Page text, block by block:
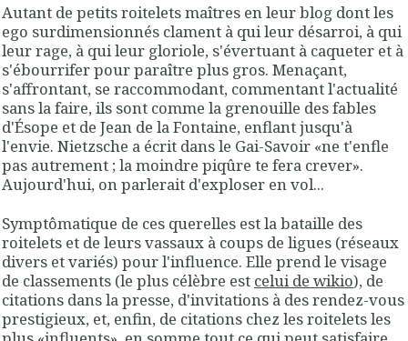
Autant de petits roitelets maîtres en leur blog dont les
ego surdimensionnés clament à qui leur désarroi, à qui
leur rage, à qui leur gloriole, s'évertuant à caqueter et à
s'ébourrifer pour paraître plus gros. Menaçant,
s'affrontant, se raccommodant, commentant l'actualité
sans la faire, ils sont comme la grenouille des fables
d'Ésope et de Jean de la Fontaine, enflant jusqu'à
l'envie. Nietzsche a écrit dans le Gai-Savoir «ne t'enfle
pas autrement ; la moindre piqûre te fera crever».
Aujourd'hui, on parlerait d'exploser en vol...
Symptômatique de ces querelles est la bataille des
roitelets et de leurs vassaux à coups de ligues (réseaux
divers et variés) pour l'influence. Elle prend le visage
de classements (le plus célèbre est celui de wikio), de
citations dans la presse, d'invitations à des rendez-vous
prestigieux, et, enfin, de citations chez les roitelets les